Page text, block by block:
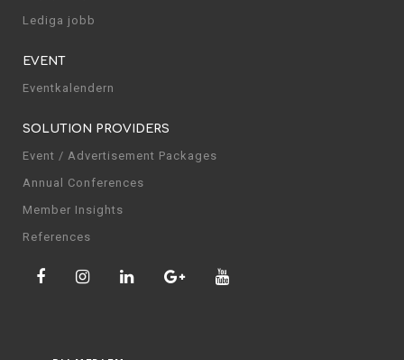
Lediga jobb
EVENT
Eventkalendern
SOLUTION PROVIDERS
Event / Advertisement Packages
Annual Conferences
Member Insights
References